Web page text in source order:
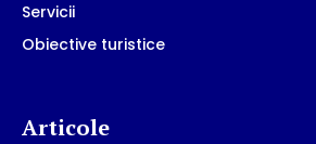
Servicii
Obiective turistice
Articole